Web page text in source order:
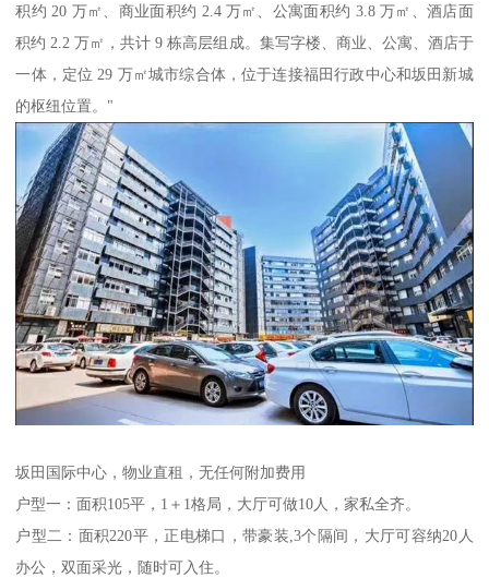
积约 20 万㎡、商业面积约 2.4 万㎡、公寓面积约 3.8 万㎡、酒店面
积约 2.2 万㎡，共计 9 栋高层组成。集写字楼、商业、公寓、酒店于
一体，定位 29 万㎡城市综合体，位于连接福田行政中心和坂田新城
的枢纽位置。"
坂田国际中心，物业直租，无任何附加费用
户型一：面积105平，1＋1格局，大厅可做10人，家私全齐。
户型二：面积220平，正电梯口，带豪装,3个隔间，大厅可容纳20人
办公，双面采光，随时可入住。